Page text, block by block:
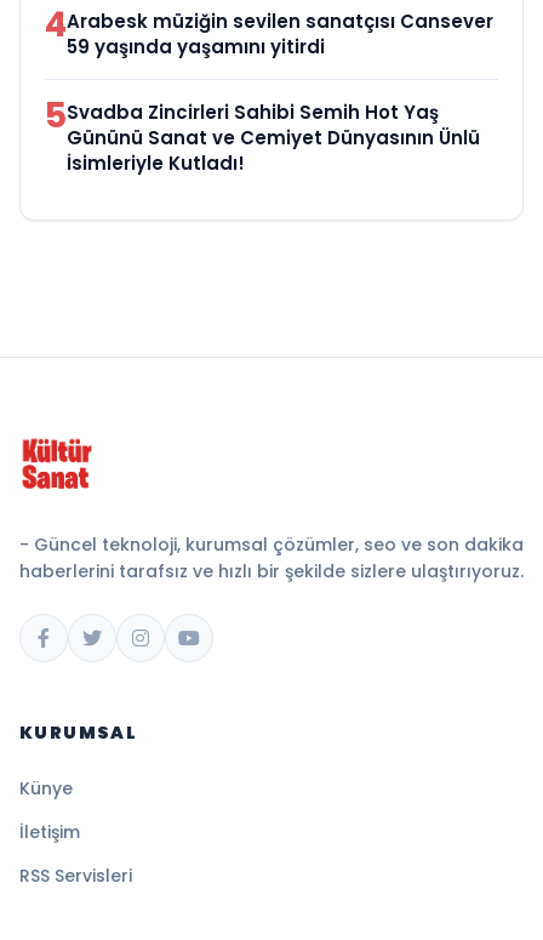
4Arabesk müziğin sevilen sanatçısı Cansever
59 yaşında yaşamını yitirdi
5Svadba Zincirleri Sahibi Semih Hot Yaş
Gününü Sanat ve Cemiyet Dünyasının Ünlü
İsimleriyle Kutladı!
- Güncel teknoloji, kurumsal çözümler, seo ve son dakika
haberlerini tarafsız ve hızlı bir şekilde sizlere ulaştırıyoruz.
KURUMSAL
Künye
İletişim
RSS Servisleri